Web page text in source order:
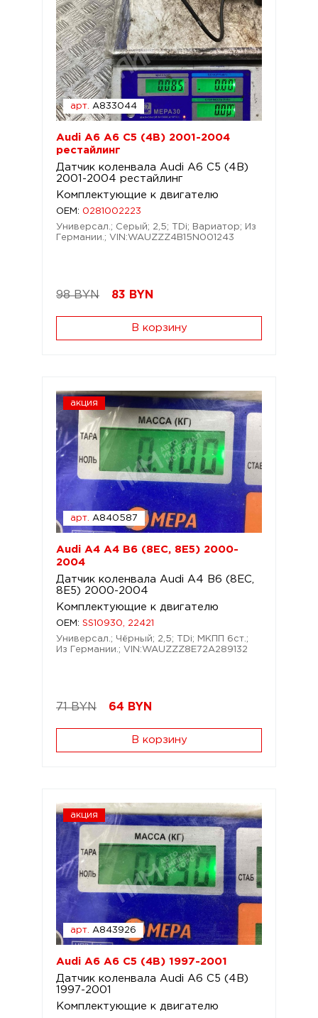
арт. A833044
Audi A6 A6 C5 (4B) 2001-2004
рестайлинг
Датчик коленвала Audi A6 C5 (4B)
2001-2004 рестайлинг
Комплектующие к двигателю
OEM: 0281002223
Универсал.; Серый; 2,5; TDi; Вариатор; Из
Германии.; VIN:WAUZZZ4B15N001243
98 BYN 83 BYN
В корзину
акция
арт. A840587
Audi A4 A4 B6 (8EC, 8E5) 2000-
2004
Датчик коленвала Audi A4 B6 (8EC,
8E5) 2000-2004
Комплектующие к двигателю
OEM: SS10930, 22421
Универсал.; Чёрный; 2,5; TDi; МКПП 6ст.;
Из Германии.; VIN:WAUZZZ8E72A289132
71 BYN 64 BYN
В корзину
акция
арт. A843926
Audi A6 A6 C5 (4B) 1997-2001
Датчик коленвала Audi A6 C5 (4B)
1997-2001
Комплектующие к двигателю